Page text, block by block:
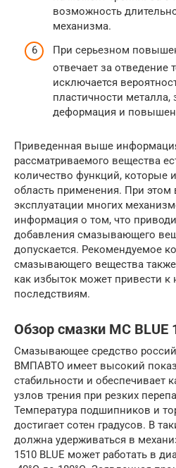
возможность
механизма.
При серьезном
отвечает за отведение
исключается
пластичности металла,
деформация и
Приведенная выше
рассматриваемого вещества
количество функций, которые
область применения. При этом
эксплуатации многих
информация о том, что
добавления смазывающего
допускается. Рекомендуемое
смазывающего вещества
как избыток может привести к
последствиям.
Обзор смазки МС BLUE
Смазывающее средство
ВМПАВТО имеет высокий
стабильности и обеспечивает
узлов трения при резких
Температура подшипников и
достигает сотен градусов. В
должна удерживаться в
1510 BLUE может работать в